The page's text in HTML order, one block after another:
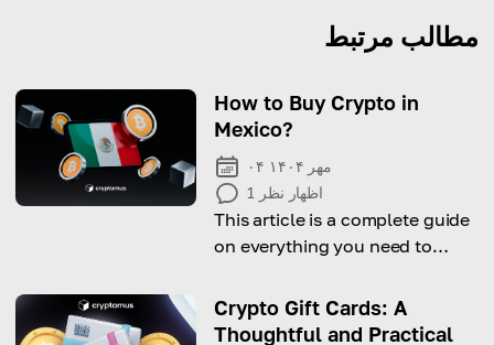
مطالب مرتبط
How to Buy Crypto in
Mexico?
۰۴ مهر ۱۴۰۴
1 اظهار نظر
This article is a complete guide
on everything you need to
Mexico.
Crypto Gift Cards: A
Thoughtful and Practical